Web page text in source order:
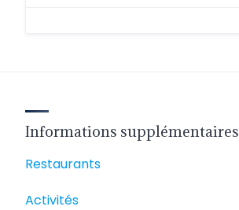
Informations supplémentaires
Restaurants
Activités